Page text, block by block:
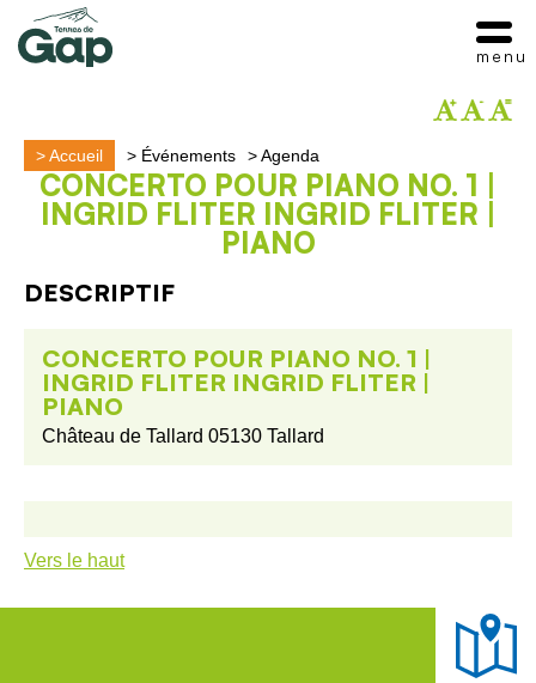
>Accueil > Événements >Agenda
CONCERTO POUR PIANO NO. 1 |
INGRID FLITER INGRID FLITER |
PIANO
DESCRIPTIF
CONCERTO POUR PIANO NO. 1 |
INGRID FLITER INGRID FLITER |
PIANO
Château de Tallard 05130 Tallard
Vers le haut
menu